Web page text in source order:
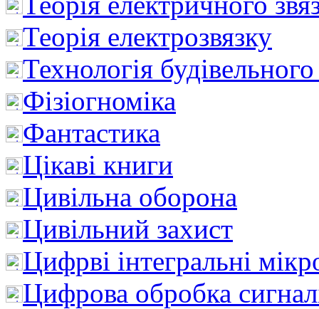
Теорія електрозвязку
Технологія
Фізіогноміка
Фантастика
Цікаві книги
Цивільна оборона
Цивільний захист
Цифрві інтегральні
Цифрова обробка